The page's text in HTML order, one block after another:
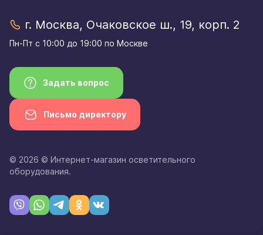
г. Москва, Очаковское ш., 19, корп. 2
Пн-Пт с 10:00 до 19:00 по Москве
Задать вопрос
Письмо директору
© 2026 © Интернет-магазин осветительного
оборудования.